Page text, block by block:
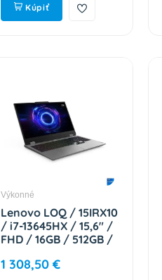
Kúpiť
Výkonné
Lenovo LOQ / 15IRX10
/ i7-13645HX / 15,6" /
FHD / 16GB / 512GB /
Gray / 2R
1 308,50 €